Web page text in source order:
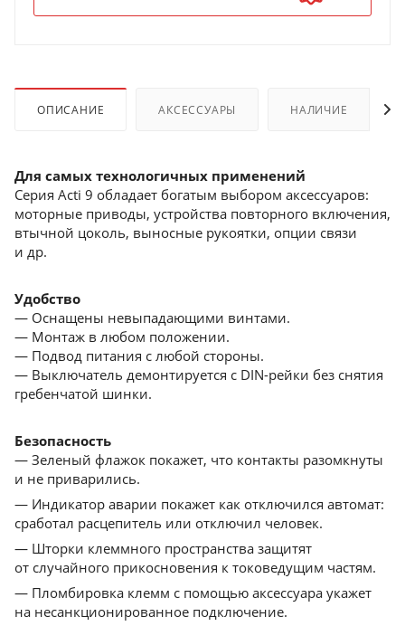
ОПИСАНИЕ АКСЕССУАРЫ НАЛИЧИЕ
Для самых технологичных применений
Серия Acti 9 обладает богатым выбором аксессуаров:
моторные приводы, устройства повторного включения,
втычной цоколь, выносные рукоятки, опции связи
и др.
Удобство
— Оснащены невыпадающими винтами.
— Монтаж в любом положении.
— Подвод питания с любой стороны.
— Выключатель демонтируется с DIN-рейки без снятия
гребенчатой шинки.
Безопасность
— Зеленый флажок покажет, что контакты разомкнуты
и не приварились.
— Индикатор аварии покажет как отключился автомат:
сработал расцепитель или отключил человек.
— Шторки клеммного пространства защитят
от cлучайного прикосновения к токоведущим частям.
— Пломбировка клемм с помощью аксессуара укажет
на несанкционированное подключение.